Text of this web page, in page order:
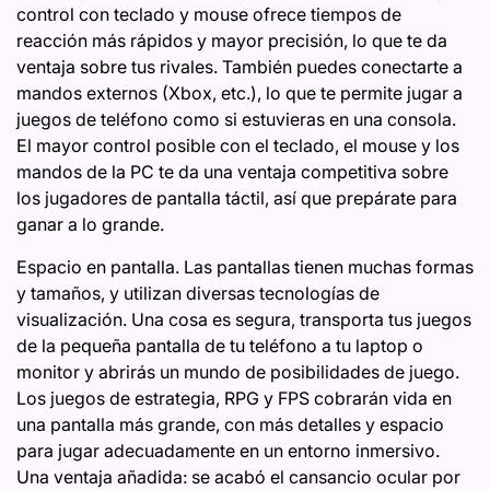
control con teclado y mouse ofrece tiempos de
reacción más rápidos y mayor precisión, lo que te da
ventaja sobre tus rivales. También puedes conectarte a
mandos externos (Xbox, etc.), lo que te permite jugar a
juegos de teléfono como si estuvieras en una consola.
El mayor control posible con el teclado, el mouse y los
mandos de la PC te da una ventaja competitiva sobre
los jugadores de pantalla táctil, así que prepárate para
ganar a lo grande.
Espacio en pantalla. Las pantallas tienen muchas formas
y tamaños, y utilizan diversas tecnologías de
visualización. Una cosa es segura, transporta tus juegos
de la pequeña pantalla de tu teléfono a tu laptop o
monitor y abrirás un mundo de posibilidades de juego.
Los juegos de estrategia, RPG y FPS cobrarán vida en
una pantalla más grande, con más detalles y espacio
para jugar adecuadamente en un entorno inmersivo.
Una ventaja añadida: se acabó el cansancio ocular por